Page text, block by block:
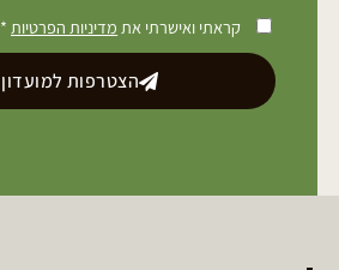
קראתי ואישרתי את מדיניות הפרטיות*
הצטרפות למועדון